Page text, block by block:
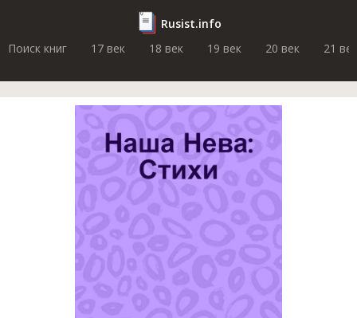
Rusist.info
Поиск книг
17 век 18 век 19 век 20 век 21 век